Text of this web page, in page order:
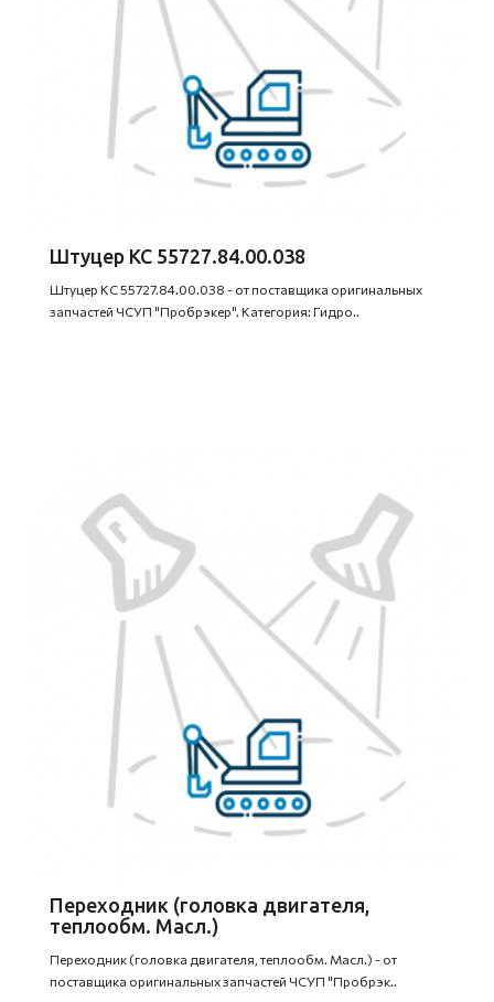
Штуцер КС 55727.84.00.038
Штуцер КС 55727.84.00.038 - от поставщика оригинальных
запчастей ЧСУП "Пробрэкер". Категория: Гидро..
Переходник (головка двигателя,
теплообм. Масл.)
Переходник (головка двигателя, теплообм. Масл.) - от
поставщика оригинальных запчастей ЧСУП "Пробрэк..